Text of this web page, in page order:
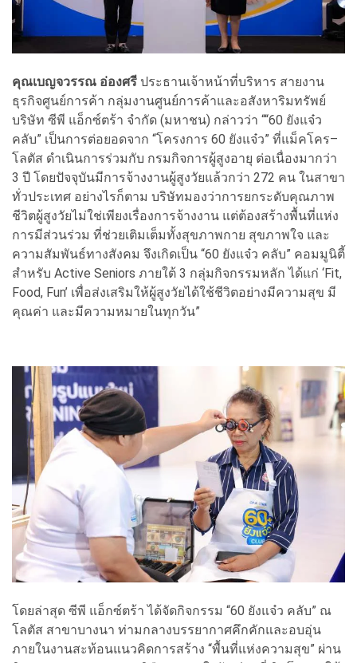
คุณเบญจวรรณ อ่องศรี ประธานเจ้าหน้าที่บริหาร สายงาน
ธุรกิจศูนย์การค้า กลุ่มงานศูนย์การค้าและอสังหาริมทรัพย์
บริษัท ซีพี แอ็กซ์ตร้า จำกัด (มหาชน) กล่าวว่า ““60 ยังแจ๋ว
คลับ” เป็นการต่อยอดจาก “โครงการ 60 ยังแจ๋ว” ที่แม็คโคร–
โลตัส ดำเนินการร่วมกับ กรมกิจการผู้สูงอายุ ต่อเนื่องมากว่า
3 ปี โดยปัจจุบันมีการจ้างงานผู้สูงวัยแล้วกว่า 272 คน ในสาขา
ทั่วประเทศ อย่างไรก็ตาม บริษัทมองว่าการยกระดับคุณภาพ
ชีวิตผู้สูงวัยไม่ใช่เพียงเรื่องการจ้างงาน แต่ต้องสร้างพื้นที่แห่ง
การมีส่วนร่วม ที่ช่วยเติมเต็มทั้งสุขภาพกาย สุขภาพใจ และ
ความสัมพันธ์ทางสังคม จึงเกิดเป็น “60 ยังแจ๋ว คลับ” คอมมูนิตี้
สำหรับ Active Seniors ภายใต้ 3 กลุ่มกิจกรรมหลัก ได้แก่ ‘Fit,
Food, Fun’ เพื่อส่งเสริมให้ผู้สูงวัยได้ใช้ชีวิตอย่างมีความสุข มี
คุณค่า และมีความหมายในทุกวัน”
โดยล่าสุด ซีพี แอ็กซ์ตร้า ได้จัดกิจกรรม “60 ยังแจ๋ว คลับ” ณ
โลตัส สาขาบางนา ท่ามกลางบรรยากาศคึกคักและอบอุ่น
ภายในงานสะท้อนแนวคิดการสร้าง “พื้นที่แห่งความสุข” ผ่าน